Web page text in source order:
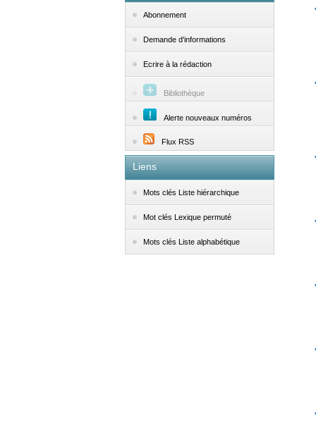
Abonnement
Demande d'informations
Ecrire à la rédaction
Bibliothèque
Alerte nouveaux numéros
Flux RSS
Liens
Mots clés Liste hiérarchique
Mot clés Lexique permuté
Mots clés Liste alphabétique